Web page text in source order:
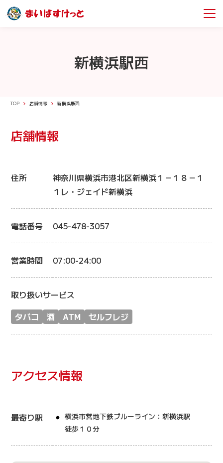
新横浜駅西
TOP 店舗情報 新横浜駅西
店舗情報
住所
神奈川県横浜市港北区新横浜１－１８－１
１レ・ジェイド新横浜
電話番号 045-478-3057
営業時間 07:00-24:00
取り扱いサービス
タバコ
酒 ATM セルフレジ
アクセス情報
最寄り駅
横浜市営地下鉄ブルーライン：新横浜駅
徒歩１０分